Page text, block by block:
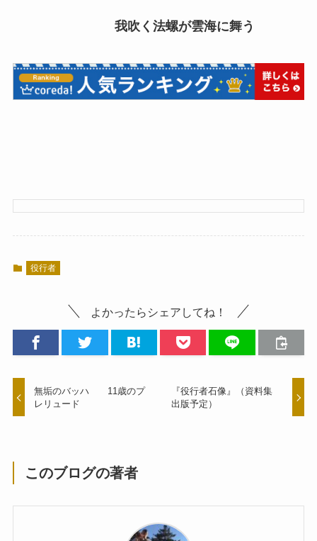
我吹く法螺が雲海に舞う
役行者
よかったらシェアしてね！
無垢のバッハ 11歳のプ
レリュード￼
『役行者石像』（資料集
出版予定）￼
このブログの著者